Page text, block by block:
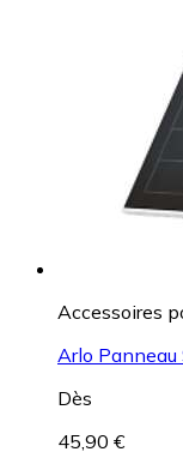
Accessoires
Arlo
Dès
45,90 €